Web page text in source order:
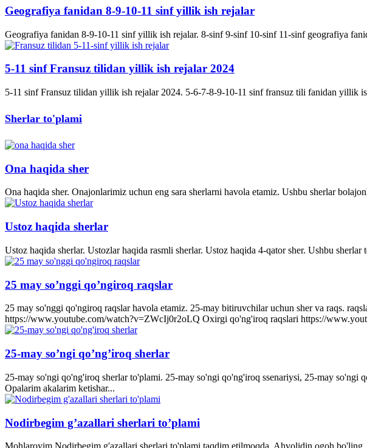
Geografiya fanidan 8-9-10-11 sinf yillik ish rejalar
Geografiya fanidan 8-9-10-11 sinf yillik ish rejalar. 8-sinf 9-sinf 10-sinf 11-sinf geografiya
5-11 sinf Fransuz tilidan yillik ish rejalar 2024
5-11 sinf Fransuz tilidan yillik ish rejalar 2024. 5-6-7-8-9-10-11 sinf fransuz tili fanidan yillik
Sherlar to'plami
Ona haqida sher
Ona haqida sher. Onajonlarimiz uchun eng sara sherlarni havola etamiz. Ushbu sherlar
Ustoz haqida sherlar
Ustoz haqida sherlar. Ustozlar haqida rasmli sherlar. Ustoz haqida 4-qator sher. Ushbu
25 may so’nggi qo’ngiroq raqslar
25 may so'nggi qo'ngiroq raqslar havola etamiz. 25-may bitiruvchilar uchun sher va raqs.
https://www.youtube.com/watch?v=ZWcIj0r2oLQ Oxirgi qo'ng'iroq raqslari https://
25-may so’ngi qo’ng’iroq sherlar
25-may so'ngi qo'ng'iroq sherlar to'plami. 25-may so'ngi qo'ng'iroq ssenariysi, 25-may
Opalarim akalarim ketishar...
Nodirbegim g’azallari sherlari to’plami